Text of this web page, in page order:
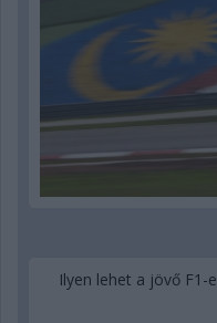
Ilyen lehet a jövő F1-